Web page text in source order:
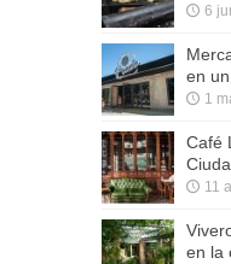
6
en
1
Café
11
en la